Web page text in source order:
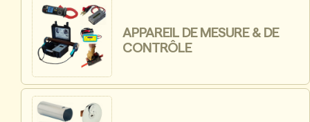
APPAREIL DE MESURE & DE
CONTRÔLE